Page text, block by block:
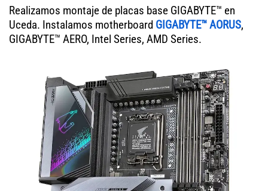
Realizamos montaje de placas base GIGABYTE™ en
Uceda. Instalamos motherboard GIGABYTE™ AORUS,
GIGABYTE™ AERO, Intel Series, AMD Series.